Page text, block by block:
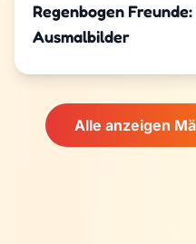
Regenbogen
Ausmalbilder
Alle anzeigen